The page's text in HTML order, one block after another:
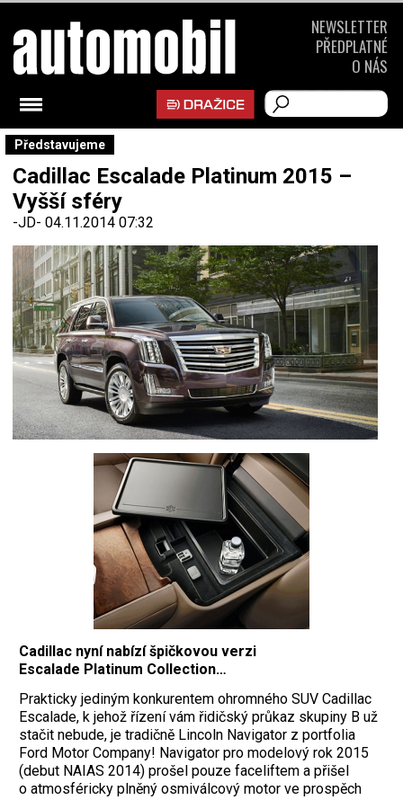
Představujeme
Cadillac Escalade Platinum 2015 –
Vyšší sféry
-JD- 04.11.2014 07:32
Cadillac nyní nabízí špičkovou verzi
Escalade Platinum Collection…
Prakticky jediným konkurentem ohromného SUV Cadillac
Escalade, k jehož řízení vám řidičský průkaz skupiny B už
stačit nebude, je tradičně Lincoln Navigator z portfolia
Ford Motor Company! Navigator pro modelový rok 2015
(debut NAIAS 2014) prošel pouze faceliftem a přišel
o atmosféricky plněný osmiválcový motor ve prospěch
NEWSLETTER
PŘEDPLATNÉ
O NÁS